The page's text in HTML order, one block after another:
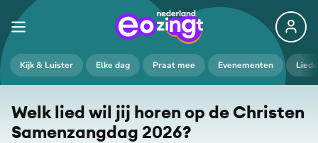
Kijk & Luister Elke dag Praat mee Evenementen
Welk lied wil jij horen op de Christen
Samenzangdag 2026?